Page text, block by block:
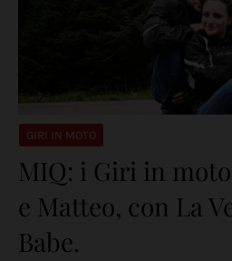
GIRI IN MOTO
MIQ: i Giri in
e Matteo, con La
Babe.